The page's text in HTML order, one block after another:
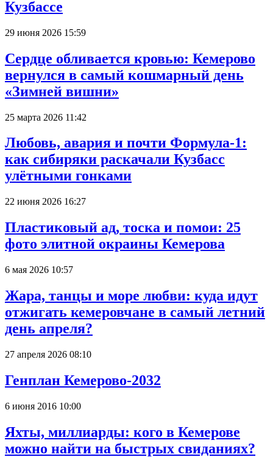
Кузбассе
29 июня 2026 15:59
Сердце обливается кровью: Кемерово
вернулся в самый кошмарный день
«Зимней вишни»
25 марта 2026 11:42
Любовь, авария и почти Формула-1:
как сибиряки раскачали Кузбасс
улётными гонками
22 июня 2026 16:27
Пластиковый ад, тоска и помои: 25
фото элитной окраины Кемерова
6 мая 2026 10:57
Жара, танцы и море любви: куда идут
отжигать кемеровчане в самый летний
день апреля?
27 апреля 2026 08:10
Генплан Кемерово-2032
6 июня 2016 10:00
Яхты, миллиарды: кого в Кемерове
можно найти на быстрых свиданиях?